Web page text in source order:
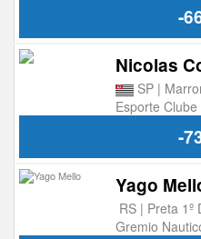
-
Nicolas
SP |
Esporte
-
Yago
RS | Preta 1º
Gremio